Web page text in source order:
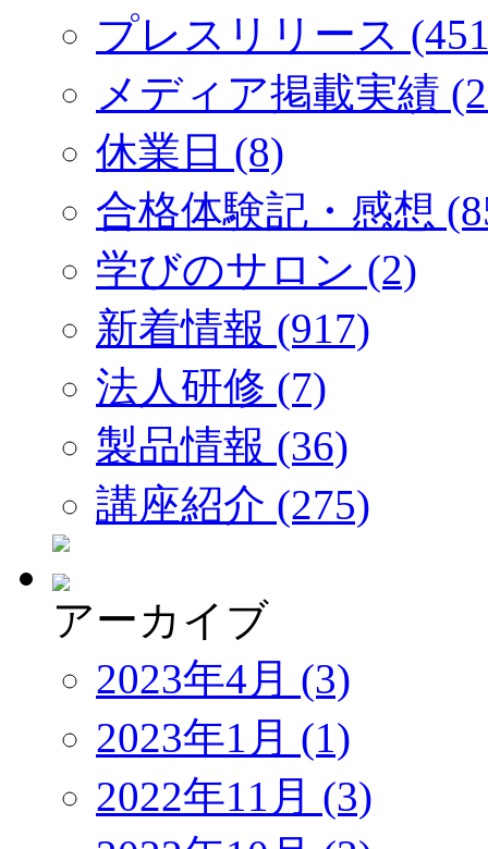
プレスリリース
メディア掲載実績
休業日 (8)
合格体験記・感想
学びのサロン (2)
新着情報 (917)
法人研修 (7)
製品情報 (36)
講座紹介 (275)
アーカイブ
2023年4月 (3)
2023年1月 (1)
2022年11月 (3)